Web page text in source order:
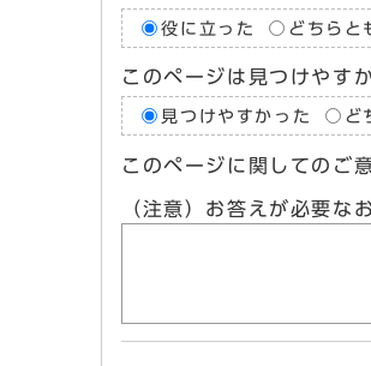
役に立った どちらと
このページは見つけやす
見つけやすかった ど
このページに関してのご
（注意）お答えが必要な